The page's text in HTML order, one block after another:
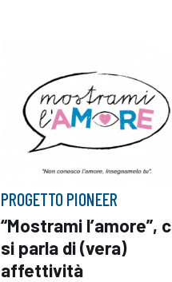
PROGETTO PIONEER
“Mostrami l’amore”,
si parla di (vera)
affettività